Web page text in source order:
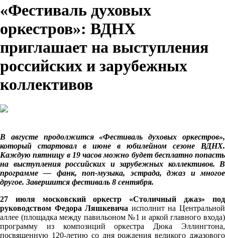
«Фестиваль духовых
оркестров»: ВДНХ
приглашает на выступления
российских и зарубежных
коллективов
В августе продолжится «Фестиваль духовых оркестров»,
который стартовал в июне в юбилейном сезоне ВДНХ.
Каждую пятницу в 19 часов можно будет бесплатно попасть
на выступления российских и зарубежных коллективов. В
программе — фанк, поп-музыка, эстрада, джаз и многое
другое. Завершится фестиваль 8 сентября.
27 июля московский оркестр «Столичный джаз» под
руководством Федора Ляшкевича исполнит на Центральной
аллее (площадка между павильоном №1 и аркой главного входа)
программу из композиций оркестра Дюка Эллингтона,
посвященную 120-летию со дня рождения великого джазового